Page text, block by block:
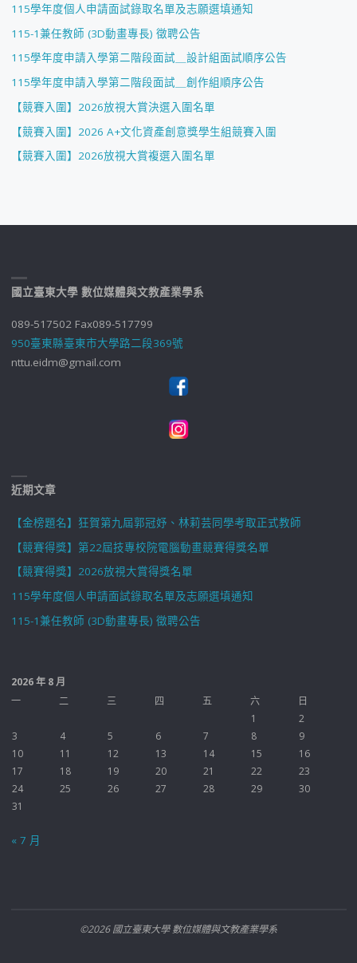
115學年度個人申請面試錄取名單及志願選填通知
115-1兼任教師 (3D動畫專長) 徵聘公告
115學年度申請入學第二階段面試＿設計組面試順序公告
115學年度申請入學第二階段面試＿創作組順序公告
【競賽入圍】2026放視大賞決選入圍名單
【競賽入圍】2026 A+文化資產創意獎學生組競賽入圍
【競賽入圍】2026放視大賞複選入圍名單
國立臺東大學 數位媒體與文教產業學系
089-517502 Fax089-517799
950臺東縣臺東市大學路二段369號
nttu.eidm@gmail.com
近期文章
【金榜題名】狂賀第九屆郭冠妤、林莉芸同學考取正式教師
【競賽得獎】第22屆技專校院電腦動畫競賽得獎名單
【競賽得獎】2026放視大賞得獎名單
115學年度個人申請面試錄取名單及志願選填通知
115-1兼任教師 (3D動畫專長) 徵聘公告
2026 年 8 月
一
二 三 四 五 六
日
1
2
3
4 5 6 7 8
9
10
11 12 13 14 15
16
17
18 19 20 21 22
23
24
25 26 27 28 29
30
31
« 7 月
©2026 國立臺東大學 數位媒體與文教產業學系